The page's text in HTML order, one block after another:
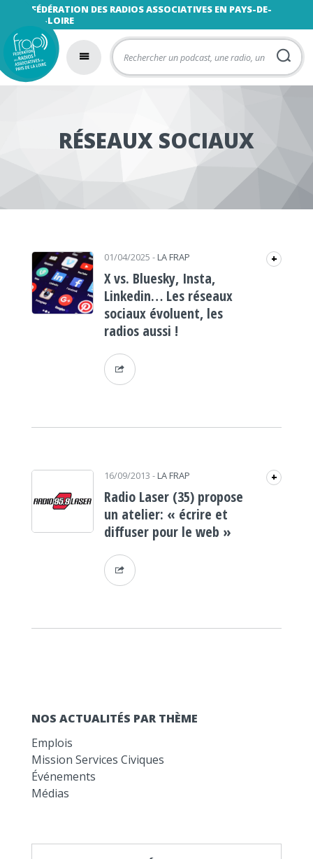
FÉDÉRATION DES RADIOS ASSOCIATIVES EN PAYS-DE-
LA-LOIRE
RÉSEAUX SOCIAUX
01/04/2025- LA FRAP +
X vs. Bluesky, Insta,
Linkedin… Les réseaux
sociaux évoluent, les
radios aussi !
16/09/2013- LA FRAP +
Radio Laser (35) propose
un atelier: « écrire et
diffuser pour le web »
NOS ACTUALITÉS PAR THÈME
Emplois
Mission Services Civiques
Événements
Médias